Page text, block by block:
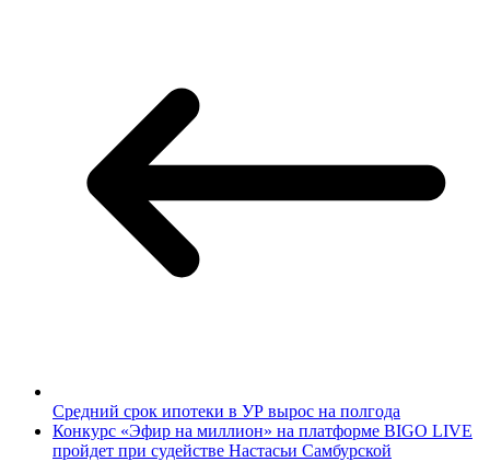
Средний срок ипотеки в УР вырос на полгода
Конкурс «Эфир на миллион» на платформе BIGO LIVE
пройдет при судействе Настасьи Самбурской